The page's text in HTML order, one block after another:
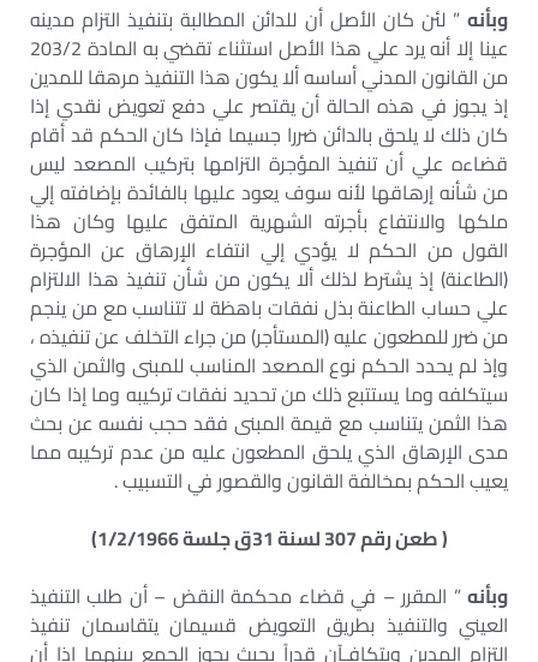
وبأنه ” لئن كان الأصل أن للدائن المطالبة بتنفيذ التزام مدينه
عينا إلا أنه يرد علي هذا الأصل استثناء تقضي به المادة 203/2
من القانون المدني أساسه ألا يكون هذا التنفيذ مرهقا للمدين
إذ يجوز في هذه الحالة أن يقتصر علي دفع تعويض نقدي إذا
كان ذلك لا يلحق بالدائن ضررا جسيما فإذا كان الحكم قد أقام
قضاءه علي أن تنفيذ المؤجرة التزامها بتركيب المصعد ليس
من شأنه إرهاقها لأنه سوف يعود عليها بالفائدة بإضافته إلي
ملكها والانتفاع بأجرته الشهرية المتفق عليها وكان هذا
القول من الحكم لا يؤدي إلي انتفاء الإرهاق عن المؤجرة
(الطاعنة) إذ يشترط لذلك ألا يكون من شأن تنفيذ هذا الالتزام
علي حساب الطاعنة بذل نفقات باهظة لا تتناسب مع من ينجم
من ضرر للمطعون عليه (المستأجر) من جراء التخلف عن تنفيذه ،
وإذ لم يحدد الحكم نوع المصعد المناسب للمبنى والثمن الذي
سيتكلفه وما يستتبع ذلك من تحديد نفقات تركيبه وما إذا كان
هذا الثمن يتناسب مع قيمة المبنى فقد حجب نفسه عن بحث
مدى الإرهاق الذي يلحق المطعون عليه من عدم تركيبه مما
يعيب الحكم بمخالفة القانون والقصور في التسبيب .
( طعن رقم 307 لسنة 31ق جلسة 1/2/1966)
وبأنه” المقرر – في قضاء محكمة النقض – أن طلب التنفيذ
العيني والتنفيذ بطريق التعويض قسيمان يتقاسمان تنفيذ
التزام المدين ويتكافـآن قدراً بحيث يجوز الجمع بينهما إذا أن